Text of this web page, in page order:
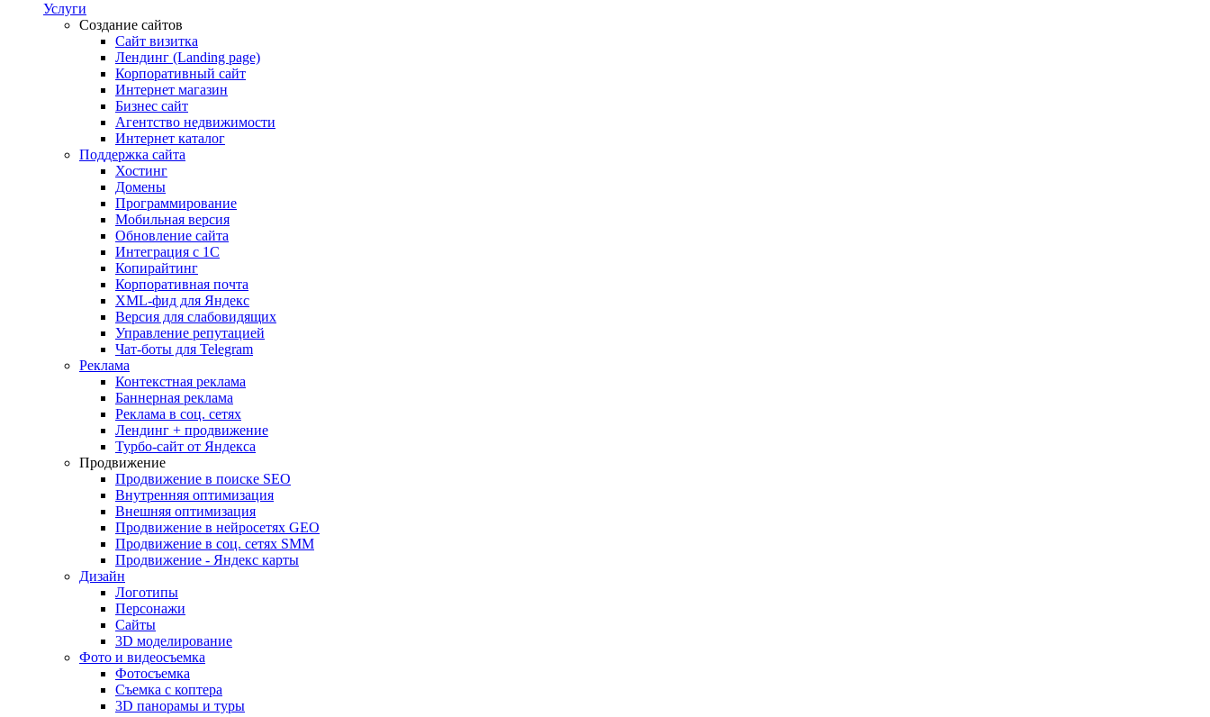
Услуги
Создание сайтов
Сайт визитка
Лендинг (Landing page)
Корпоративный сайт
Интернет магазин
Бизнес сайт
Агентство недвижимости
Интернет каталог
Поддержка сайта
Хостинг
Домены
Программирование
Мобильная версия
Обновление сайта
Интеграция с 1С
Копирайтинг
Корпоративная почта
XML-фид для Яндекс
Версия для слабовидящих
Управление репутацией
Чат-боты для Telegram
Реклама
Контекстная реклама
Баннерная реклама
Реклама в соц. сетях
Лендинг + продвижение
Турбо-сайт от Яндекса
Продвижение
Продвижение в поиске SEO
Внутренняя оптимизация
Внешняя оптимизация
Продвижение в нейросетях GEO
Продвижение в соц. сетях SMM
Продвижение - Яндекс карты
Дизайн
Логотипы
Персонажи
Сайты
3D моделирование
Фото и видеосъемка
Фотосъемка
Съемка с коптера
3D панорамы и туры